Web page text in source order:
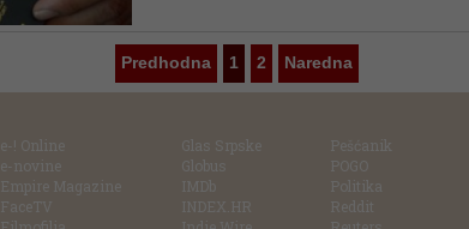
Predhodna 1 2 Naredna
e-! Online
e-novine
Empire Magazine
FaceTV
Glas Srpske
Globus
IMDb
INDEX.HR
Pešćanik
POGO
Politika
Reddit